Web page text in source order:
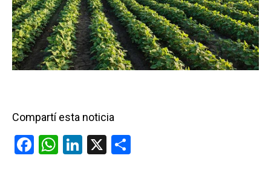
Compartí esta noticia
F
W Li
X